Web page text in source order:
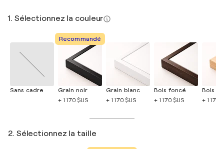
1. Sélectionnez la couleur
Sans cadre
Recommandé
Grain noir
+ 1 170 $US
Grain blanc
+ 1 170 $US
Bois foncé
+ 1 170 $US
Bois
+ 1 170
2. Sélectionnez la taille